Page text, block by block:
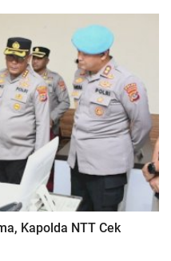
Kapolda NTT Cek